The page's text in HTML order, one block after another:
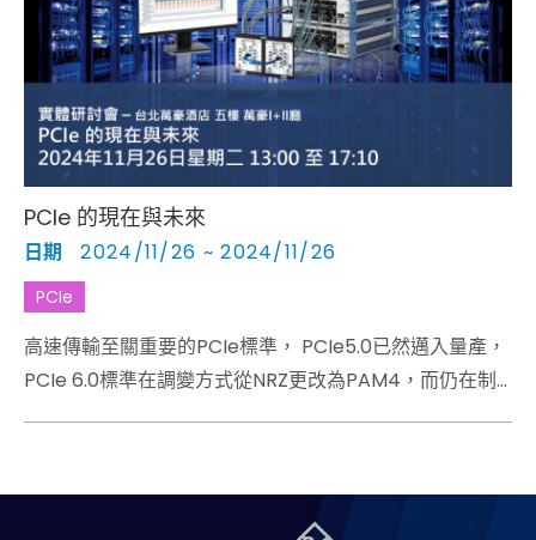
Cybersecurity
PCIe 的現在與未來
日期 2024/11/26 ~ 2024/11/26
PCIe
高速傳輸至關重要的PCIe標準， PCIe5.0已然邁入量產，
PCIe 6.0標準在調變方式從NRZ更改為PAM4，而仍在制